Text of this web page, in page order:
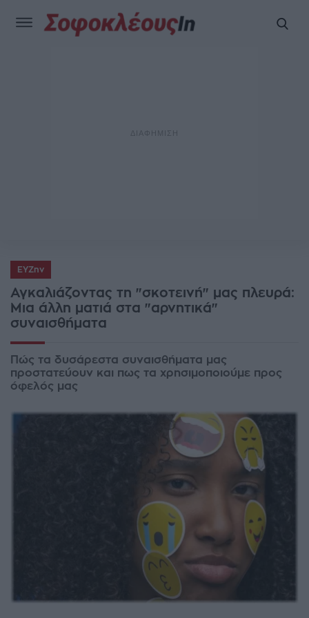
ΕΥΖην
Αγκαλιάζοντας τη "σκοτεινή" μας πλευρά:
Μια άλλη ματιά στα "αρνητικά"
συναισθήματα
Πώς τα δυσάρεστα συναισθήματα μας
προστατεύουν και πως τα χρησιμοποιούμε προς
όφελός μας